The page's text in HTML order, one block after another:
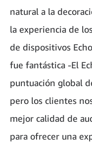
natural a la
la experiencia de
de dispositivos
fue fantástica -El
puntuación global
pero los clientes
mejor calidad de
para ofrecer una